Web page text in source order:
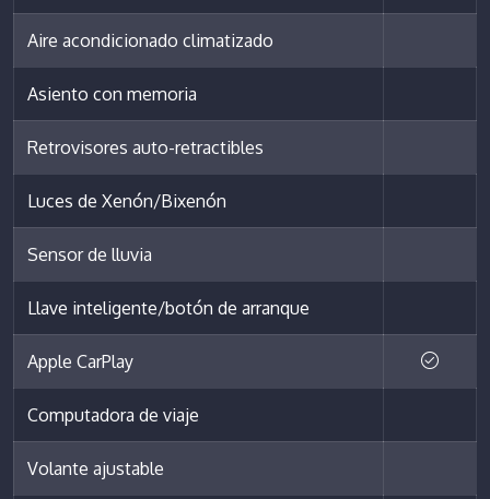
Aire acondicionado climatizado
Asiento con memoria
Retrovisores auto-retractibles
Luces de Xenón/Bixenón
Sensor de lluvia
Llave inteligente/botón de arranque
Apple CarPlay
Computadora de viaje
Volante ajustable